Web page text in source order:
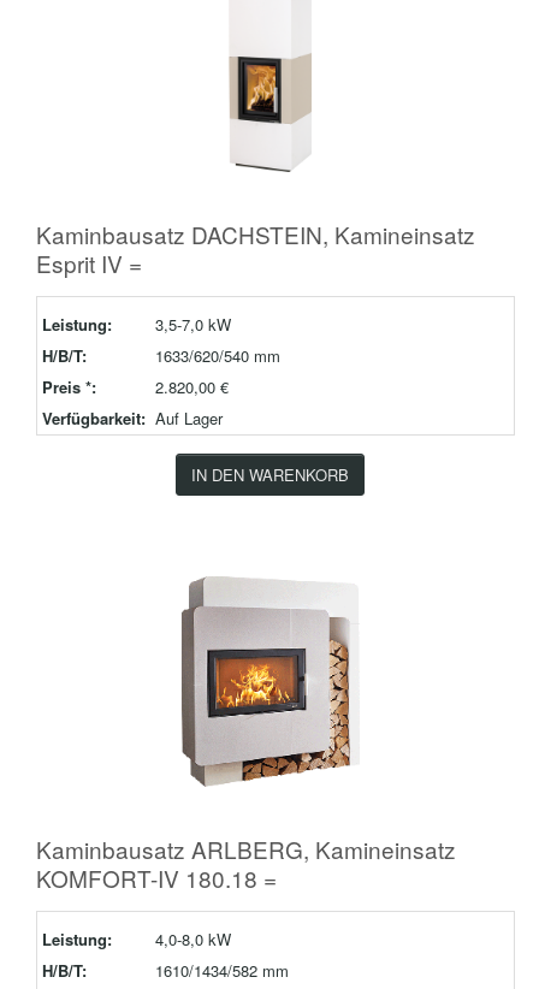
Kaminbausatz DACHSTEIN, Kamineinsatz
Esprit IV =
Leistung:
3,5-7,0 kW
H/B/T:
1633/620/540 mm
Preis *:
2.820,00 €
Verfügbarkeit: Auf Lager
IN DEN WARENKORB
Kaminbausatz ARLBERG, Kamineinsatz
KOMFORT-IV 180.18 =
Leistung:
4,0-8,0 kW
H/B/T:
1610/1434/582 mm